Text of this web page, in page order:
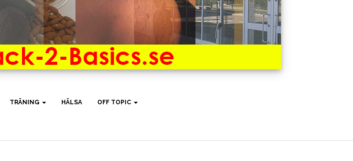
TRÄNING HÄLSA OFF TOPIC